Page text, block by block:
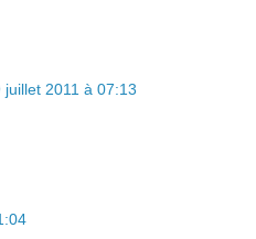
juillet 2011 à 07:13